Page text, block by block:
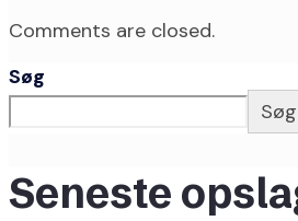
Comments are closed.
Søg
Søg
Seneste